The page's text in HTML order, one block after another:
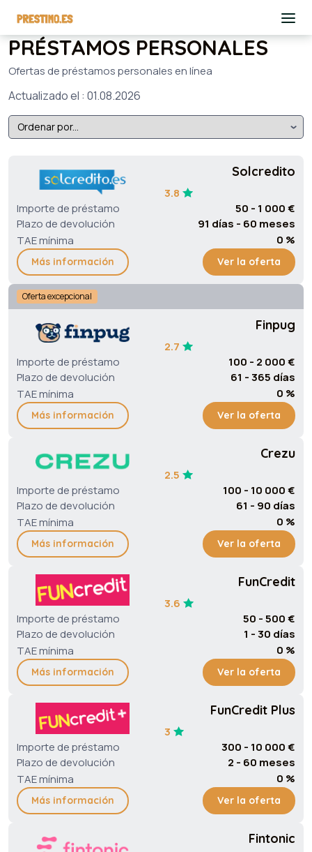
PRÉSTAMOS PERSONALES
Ofertas de préstamos personales en línea
Actualizado el : 01.08.2026
Solcredito
3.8
Importe de préstamo
50 - 1 000 €
Plazo de devolución
91 días - 60 meses
TAE mínima
0 %
Más información Ver la oferta
Oferta excepcional
Finpug
2.7
Importe de préstamo
100 - 2 000 €
Plazo de devolución
61 - 365 días
TAE mínima
0 %
Más información Ver la oferta
Crezu
2.5
Importe de préstamo
100 - 10 000 €
Plazo de devolución
61 - 90 días
TAE mínima
0 %
Más información Ver la oferta
FunCredit
3.6
Importe de préstamo
50 - 500 €
Plazo de devolución
1 - 30 días
TAE mínima
0 %
Más información Ver la oferta
FunCredit Plus
3
Importe de préstamo
300 - 10 000 €
Plazo de devolución
2 - 60 meses
TAE mínima
0 %
Más información Ver la oferta
Fintonic